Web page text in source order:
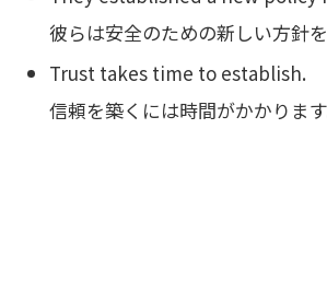
彼らは安全のための新しい方針
Trust takes time to establish.
信頼を築くには時間がかかります